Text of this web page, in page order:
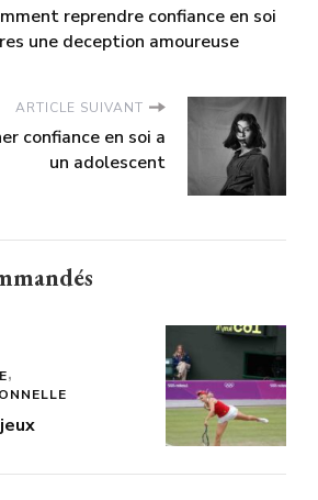
reprendre confiance en soi
une deception amoureuse
ARTICLE SUIVANT
confiance en soi a
un adolescent